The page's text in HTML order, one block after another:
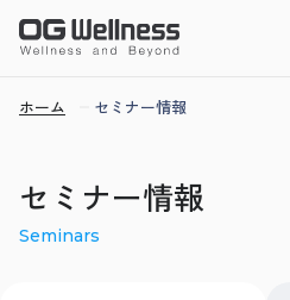
ホーム セミナー情報
セミナー情報
Seminars